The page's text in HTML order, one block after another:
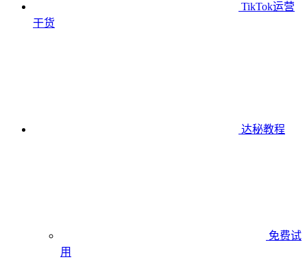
TikTok运营
干货
达秘教程
免费试
用